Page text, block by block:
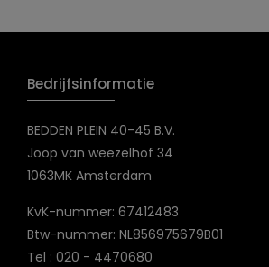
Bedrijfsinformatie
BEDDEN PLEIN 40-45 B.V.
Joop van weezelhof 34
1063MK Amsterdam
KvK-nummer: 67412483
Btw-nummer: NL856975679B01
Tel : 020 - 4470680